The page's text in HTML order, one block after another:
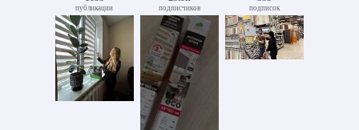
публикации подписчиков подписок